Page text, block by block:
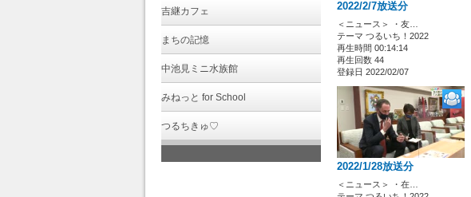
吉継カフェ
まちの記憶
中池見ミニ水族館
みねっと for School
つるちきゅ♡
2022/2/7放送分
＜ニュース＞ ・友…
テーマ つるいち！2022
再生時間 00:14:14
再生回数 44
登録日 2022/02/07
2022/1/28放送分
＜ニュース＞ ・在…